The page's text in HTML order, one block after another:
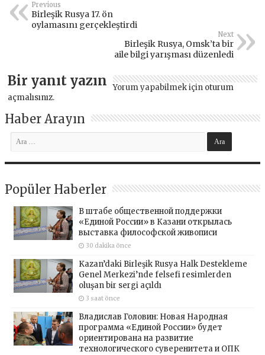
Previous
Birleşik Rusya 17. ön
oylamasını gerçekleştirdi
Next
Birleşik Rusya, Omsk’ta bir
aile bilgi yarışması düzenledi
Bir yanıt yazın Yorum yapabilmek için oturum
açmalısınız.
Haber Arayın
Popüler Haberler
В штабе общественной поддержки
«Единой России» в Казани открылась
выставка философской живописи
30 dakika önce
Kazan’daki Birleşik Rusya Halk Destekleme
Genel Merkezi’nde felsefi resimlerden
oluşan bir sergi açıldı
3 saat önce
Владислав Головин: Новая Народная
программа «Единой России» будет
ориентирована на развитие
технологического суверенитета и ОПК